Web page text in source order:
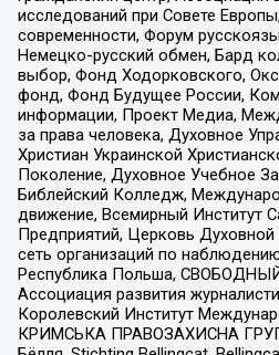
исследований при Совете
современности, Форум
Немецко-русский обмен, Бард
выбор, Фонд Ходорковского,
фонд, Фонд Будущее России,
информации, Проект Медиа,
за права человека, Духовное
Христиан Украинской
Поколение, Духовное Учебное
Библейский Колледж,
движение, Всемирный Институт
Предприятий, Церковь Духовной
сеть организаций по
Республика Польша,
Ассоциация развития
Королевский Институт
КРИМСЬКА ПРАВОЗАХИСНА